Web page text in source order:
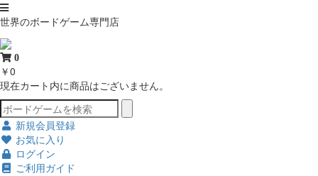
世界のボードゲーム専門店
0
￥0
現在カート内に商品はございません。
新規会員登録
お気に入り
ログイン
ご利用ガイド